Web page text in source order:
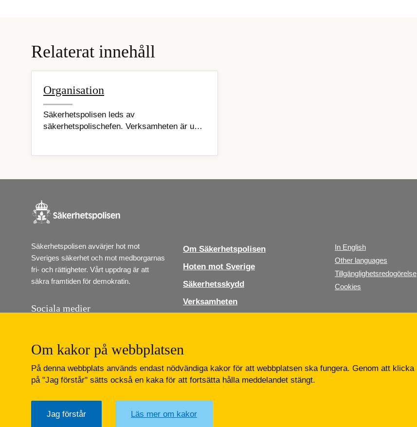
Relaterat innehåll
Organisation
Säkerhetspolisen leds av
säkerhetspolischefen. Verksamheten är u…
Säkerhetspolisen avvärjer hot mot
Sveriges säkerhet och mot medborgarnas
fri- och rättigheter. Vårt uppdrag är att
säkra framtiden för demokratin.
Sociala medier
Instagram LinkedIn Youtube
Om Säkerhetspolisen
Hoten mot Sverige
Säkerhetsskydd
Verksamheten
In English
Other languages
Tillgänglighetsredogörelse
Cookies
Säkerhetspolisen
Om kakor på webbplatsen
På denna webbplats används endast nödvändiga kakor för att webbplatsen ska fungera. Genom att klicka
på "Jag förstår" sätts också en kaka för att fortsätta hålla meddelandet stängt.
Jag förstår Läs mer om kakor